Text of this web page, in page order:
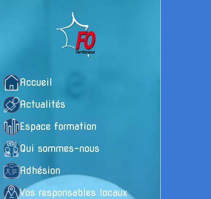
Accueil
Actualités
Espace formation
Qui sommes-nous
Adhésion
Vos responsables locaux